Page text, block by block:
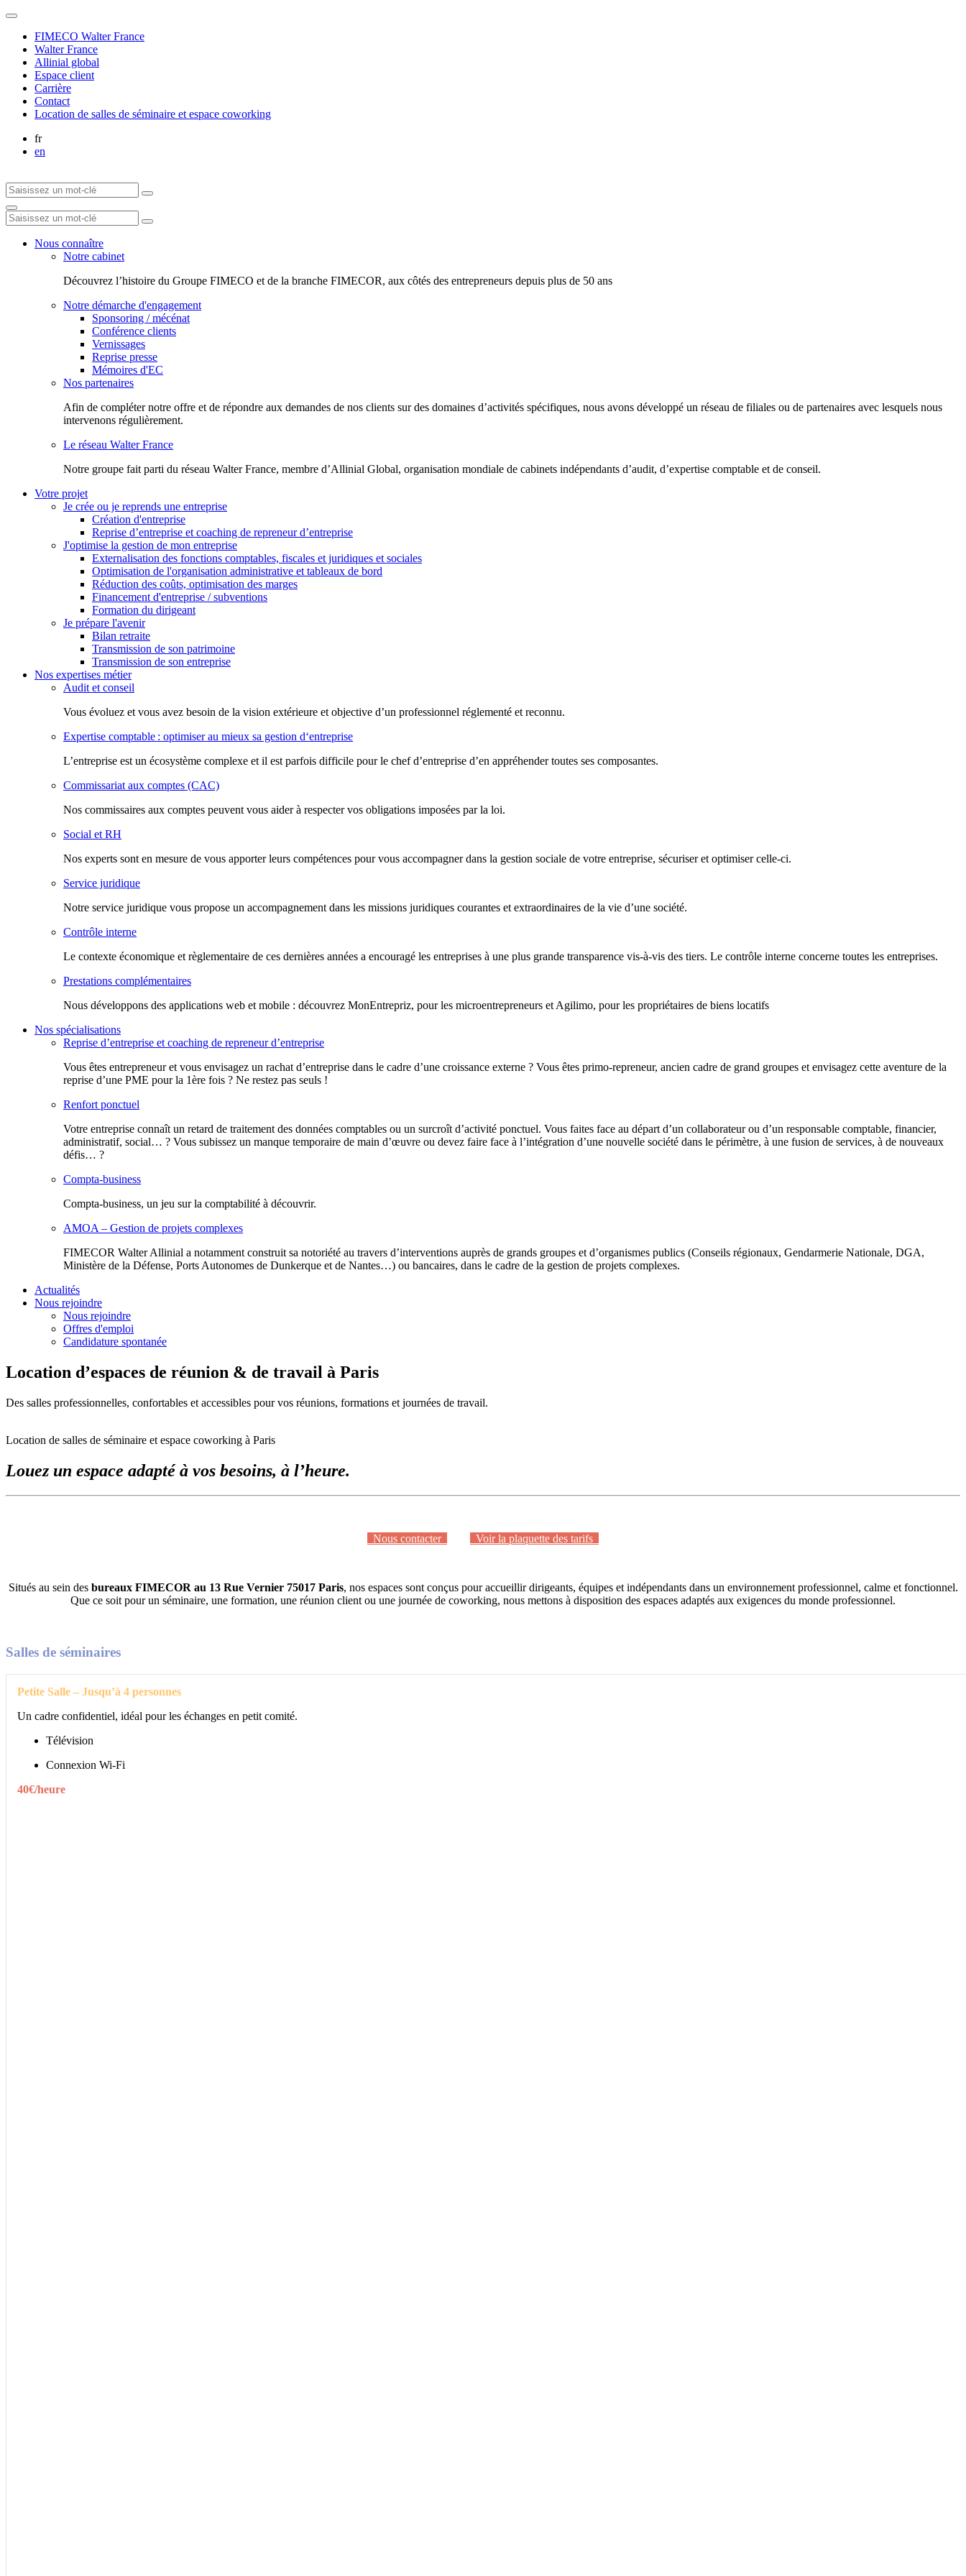
FIMECO Walter France
Walter France
Allinial global
Espace client
Carrière
Contact
Location de salles de séminaire et espace coworking
fr
en
Nous connaître
Notre cabinet
Découvrez l’histoire du Groupe FIMECO et de la branche FIMECOR, aux côtés des entrepreneurs depuis plus de 50 ans
Notre démarche d'engagement
Sponsoring / mécénat
Conférence clients
Vernissages
Reprise presse
Mémoires d'EC
Nos partenaires
Afin de compléter notre offre et de répondre aux demandes de nos clients sur des domaines d’activités spécifiques, nous avons développé un réseau de filiales ou de partenaires avec lesquels nous
intervenons régulièrement.
Le réseau Walter France
Notr​e groupe fait parti du réseau Walter France, membre d’Allinial Global, organisation mondiale de cabinets indépendants d’audit, d’expertise comptable et de conseil.
Votre projet
Je crée ou je reprends une entreprise
Création d'entreprise
Reprise d’entreprise et coaching de repreneur d’entreprise
J'optimise la gestion de mon entreprise
Externalisation des fonctions comptables, fiscales et juridiques et sociales
Optimisation de l'organisation administrative et tableaux de bord
Réduction des coûts, optimisation des marges
Financement d'entreprise / subventions
Formation du dirigeant
Je prépare l'avenir
Bilan retraite
Transmission de son patrimoine
Transmission de son entreprise
Nos expertises métier
Audit et conseil
Vous évoluez et vous avez besoin de la vision extérieure et objective d’un professionnel réglementé et reconnu.
Expertise comptable : optimiser au mieux sa gestion d‘entreprise
L’entreprise est un écosystème complexe et il est parfois difficile pour le chef d’entreprise d’en appréhender toutes ses composantes.
Commissariat aux comptes (CAC)
Nos commissaires aux comptes peuvent vous aider à respecter vos obligations imposées par la loi.
Social et RH
Nos experts sont en mesure de vous apporter leurs compétences pour vous accompagner dans la gestion sociale de votre entreprise, sécuriser et optimiser celle-ci.
Service juridique
Notre service juridique vous propose un accompagnement dans les missions juridiques courantes et extraordinaires de la vie d’une société.
Contrôle interne
Le contexte économique et règlementaire de ces dernières années a encouragé les entreprises à une plus grande transparence vis-à-vis des tiers. Le contrôle interne concerne toutes les entreprises.
Prestations complémentaires
Nous développons des applications web et mobile : découvrez MonEntrepriz, pour les microentrepreneurs et Agilimo, pour les propriétaires de biens locatifs
Nos spécialisations
Reprise d’entreprise et coaching de repreneur d’entreprise
Vous êtes entrepreneur et vous envisagez un rachat d’entreprise dans le cadre d’une croissance externe ? Vous êtes primo-repreneur, ancien cadre de grand groupes et envisagez cette aventure de la
reprise d’une PME pour la 1ère fois ? Ne restez pas seuls !
Renfort ponctuel
Votre entreprise connaît un retard de traitement des données comptables ou un surcroît d’activité ponctuel. Vous faites face au départ d’un collaborateur ou d’un responsable comptable, financier,
administratif, social… ? Vous subissez un manque temporaire de main d’œuvre ou devez faire face à l’intégration d’une nouvelle société dans le périmètre, à une fusion de services, à de nouveaux
défis… ?
Compta-business
Compta-business, un jeu sur la comptabilité à découvrir.
AMOA – Gestion de projets complexes
FIMECOR Walter Allinial a notamment construit sa notoriété au travers d’interventions auprès de grands groupes et d’organismes publics (Conseils régionaux, Gendarmerie Nationale, DGA,
Ministère de la Défense, Ports Autonomes de Dunkerque et de Nantes…) ou bancaires, dans le cadre de la gestion de projets complexes.
Actualités
Nous rejoindre
Nous rejoindre
Offres d'emploi
Candidature spontanée
Location d’espaces de réunion & de travail à Paris
Des salles professionnelles, confortables et accessibles pour vos réunions, formations et journées de travail.
Location de salles de séminaire et espace coworking à Paris
Louez un espace adapté à vos besoins, à l’heure.
Nous contacter Voir la plaquette des tarifs
Situés au sein des bureaux FIMECOR au 13 Rue Vernier 75017 Paris, nos espaces sont conçus pour accueillir dirigeants, équipes et indépendants dans un environnement professionnel, calme et fonctionnel.
Que ce soit pour un séminaire, une formation, une réunion client ou une journée de coworking, nous mettons à disposition des espaces adaptés aux exigences du monde professionnel.
Salles de séminaires
Petite Salle – Jusqu’à 4 personnes
Un cadre confidentiel, idéal pour les échanges en petit comité.
Télévision
Connexion Wi-Fi
40€/heure